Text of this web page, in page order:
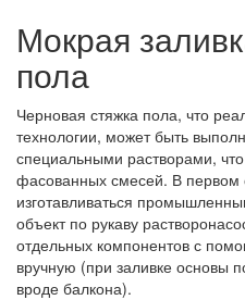
Мокрая
пола
Черновая стяжка пола, что
технологии, может быть
специальными растворами,
фасованных смесей. В первом
изготавливаться
объект по рукаву
отдельных компонентов с
вручную (при заливке основы
вроде балкона).